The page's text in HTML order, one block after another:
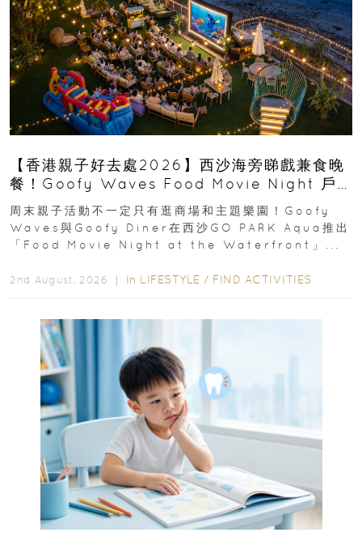
【香港親子好去處2026】西沙海旁睇戲兼食晚
餐！Goofy Waves Food Movie Night 戶
外影院逢週末登場
周末親子活動不一定只有逛商場和主題樂園！Goofy
Waves與Goofy Diner在西沙GO PARK Aqua推出
「Food Movie Night at the Waterfront」...
2nd August, 2026 ｜ In LIFESTYLE / FIND ACTIVITIES